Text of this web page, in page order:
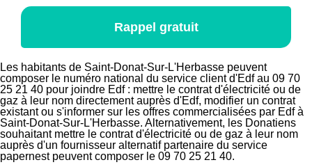
Rappel gratuit
Les habitants de Saint-Donat-Sur-L'Herbasse peuvent
composer le numéro national du service client d'Edf au 09 70
25 21 40 pour joindre Edf : mettre le contrat d'électricité ou de
gaz à leur nom directement auprès d'Edf, modifier un contrat
existant ou s'informer sur les offres commercialisées par Edf à
Saint-Donat-Sur-L'Herbasse. Alternativement, les Donatiens
souhaitant mettre le contrat d'électricité ou de gaz à leur nom
auprès d'un fournisseur alternatif partenaire du service
papernest peuvent composer le 09 70 25 21 40.